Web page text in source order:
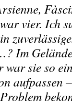
vier. Ich
Im
war sie so
aufpassen